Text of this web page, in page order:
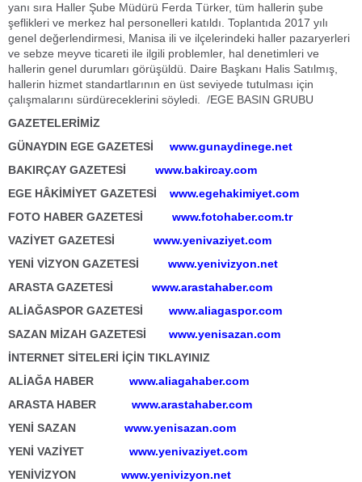
yanı sıra Haller Şube Müdürü Ferda Türker, tüm hallerin şube
şeflikleri ve merkez hal personelleri katıldı. Toplantıda 2017 yılı
genel değerlendirmesi, Manisa ili ve ilçelerindeki haller pazaryerleri
ve sebze meyve ticareti ile ilgili problemler, hal denetimleri ve
hallerin genel durumları görüşüldü. Daire Başkanı Halis Satılmış,
hallerin hizmet standartlarının en üst seviyede tutulması için
çalışmalarını sürdüreceklerini söyledi. /EGE BASIN GRUBU
GAZETELERİMİZ
GÜNAYDIN EGE GAZETESİ www.gunaydinege.net
BAKIRÇAY GAZETESİ www.bakircay.com
EGE HÂKİMİYET GAZETESİ www.egehakimiyet.com
FOTO HABER GAZETESİ www.fotohaber.com.tr
VAZİYET GAZETESİ www.yenivaziyet.com
YENİ VİZYON GAZETESİ www.yenivizyon.net
ARASTA GAZETESİ www.arastahaber.com
ALİAĞASPOR GAZETESİ www.aliagaspor.com
SAZAN MİZAH GAZETESİ www.yenisazan.com
İNTERNET SİTELERİ İÇİN TIKLAYINIZ
ALİAĞA HABER www.aliagahaber.com
ARASTA HABER www.arastahaber.com
YENİ SAZAN www.yenisazan.com
YENİ VAZİYET www.yenivaziyet.com
YENİVİZYON www.yenivizyon.net